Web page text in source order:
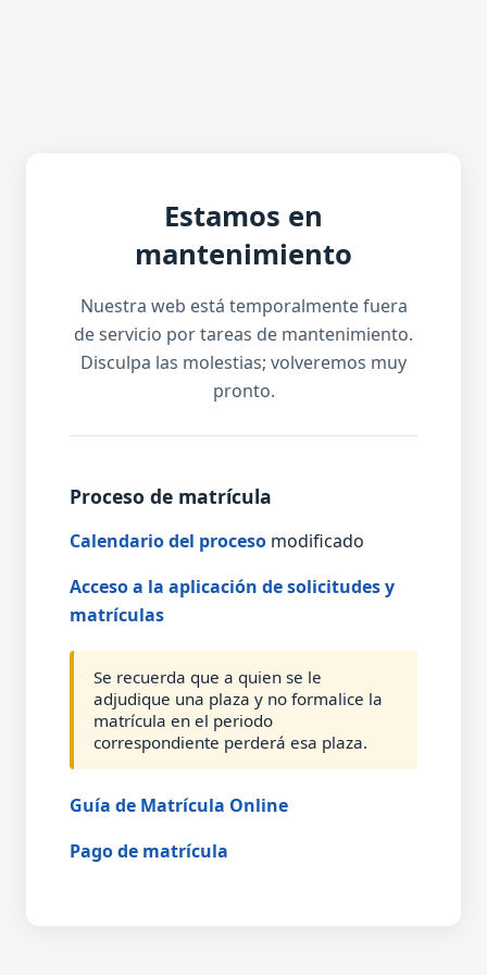
Estamos en
mantenimiento
Nuestra web está temporalmente fuera
de servicio por tareas de mantenimiento.
Disculpa las molestias; volveremos muy
pronto.
Proceso de matrícula
Calendario del proceso modificado
Acceso a la aplicación de solicitudes y
matrículas
Se recuerda que a quien se le
adjudique una plaza y no formalice la
matrícula en el periodo
correspondiente perderá esa plaza.
Guía de Matrícula Online
Pago de matrícula